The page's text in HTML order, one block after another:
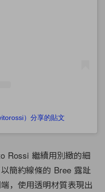
）分享的貼文
Rossi 繼續用別緻的細
簡約線條的 Bree 露趾
，使用透明材質表現出